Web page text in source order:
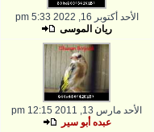
الأحد أكتوبر 16, 2022 5:33 pm
ريان الموسى
الأحد مارس 13, 2011 12:15 pm
عبده أبو سير